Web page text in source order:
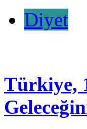
Diyet
Türkiye,